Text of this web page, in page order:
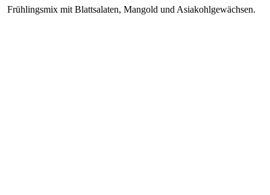
Frühlingsmix mit Blattsalaten, Mangold und Asiakohlgewächsen.